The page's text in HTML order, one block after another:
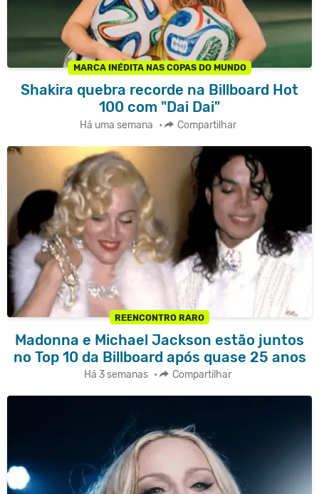
MARCA INÉDITA NAS COPAS DO MUNDO
Shakira quebra recorde na Billboard Hot
100 com "Dai Dai"
Há uma semana • Compartilhar
REENCONTRO RARO
Madonna e Michael Jackson estão juntos
no Top 10 da Billboard após quase 25 anos
Há 3 semanas • Compartilhar